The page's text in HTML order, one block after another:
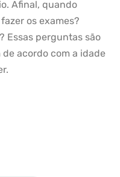
Afinal, quando
os exames?
Essas perguntas são
acordo com a idade